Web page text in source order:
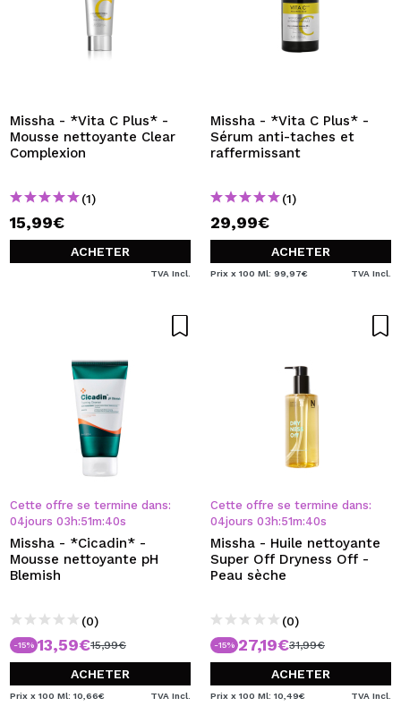
Missha - *Vita C Plus* -
Mousse nettoyante Clear
Complexion
(1)
15,99€
ACHETER
TVA Incl.
Missha - *Vita C Plus* -
Sérum anti-taches et
raffermissant
(1)
29,99€
ACHETER
Prix x 100 Ml: 99,97€ TVA Incl.
Cette offre se termine dans:
04jours 03 h:51m:39s
Missha - *Cicadin* -
Mousse nettoyante pH
Blemish
(0)
-15% 13,59€15,99€
ACHETER
Prix x 100 Ml: 10,66€ TVA Incl.
Cette offre se termine dans:
04jours 03 h:51m:39s
Missha - Huile nettoyante
Super Off Dryness Off -
Peau sèche
(0)
-15% 27,19€31,99€
ACHETER
Prix x 100 Ml: 10,49€ TVA Incl.